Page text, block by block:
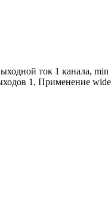
ток 1 канала,
1, Применение